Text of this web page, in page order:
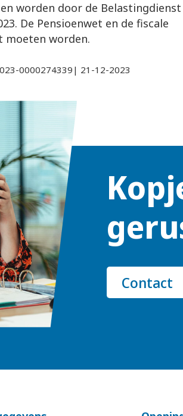
worden door de Belastingdienst
De Pensioenwet en de fiscale
moeten worden.
0000274339| 21-12-2023
Contact